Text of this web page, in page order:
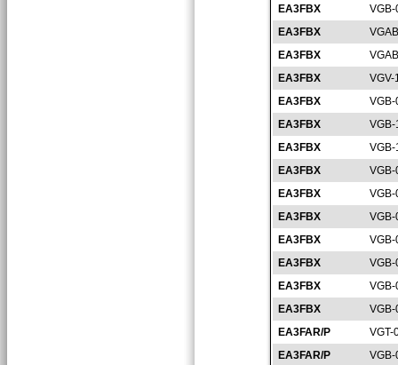
EA3FBX
EA3FBX
EA3FBX
EA3FBX
VGV-
EA3FBX
EA3FBX
EA3FBX
VGB-
EA3FBX
EA3FBX
EA3FBX
EA3FBX
EA3FBX
EA3FBX
EA3FBX
EA3FAR/P
VGT-
EA3FAR/P